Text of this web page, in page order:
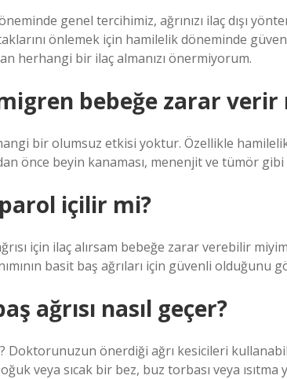
genel tercihimiz, ağrınızı ilaç dışı
önlemek için hamilelik döneminde
herhangi bir ilaç almanızı önermiyorum.
bebeğe zarar verir
bir olumsuz etkisi yoktur. Özellikle
önce beyin kanaması, menenjit ve tümör
içilir mi?
için ilaç alırsam bebeğe zarar verebilir
basit baş ağrıları için güvenli olduğunu
ağrısı nasıl geçer?
Doktorunuzun önerdiği ağrı kesicileri
veya sıcak bir bez, buz torbası veya